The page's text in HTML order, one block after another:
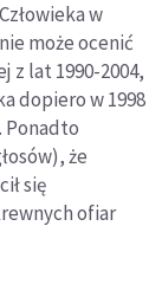
w
może ocenić
z lat 1990-2004,
dopiero w 1998
Ponadto
że
się
ofiar